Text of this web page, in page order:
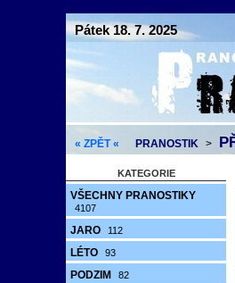
Pátek 18. 7. 2025
« ZPĚT « PRANOSTIK >
KATEGORIE
VŠECHNY PRANOSTIKY
4107
JARO 112
LÉTO 93
PODZIM 82